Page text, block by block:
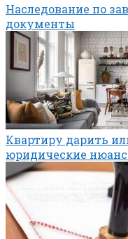
Наследование по
документы
Квартиру дарить
юридические